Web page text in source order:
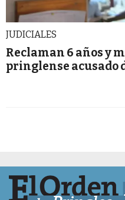
JUDICIALES
Reclaman 6 años y
pringlense acusado